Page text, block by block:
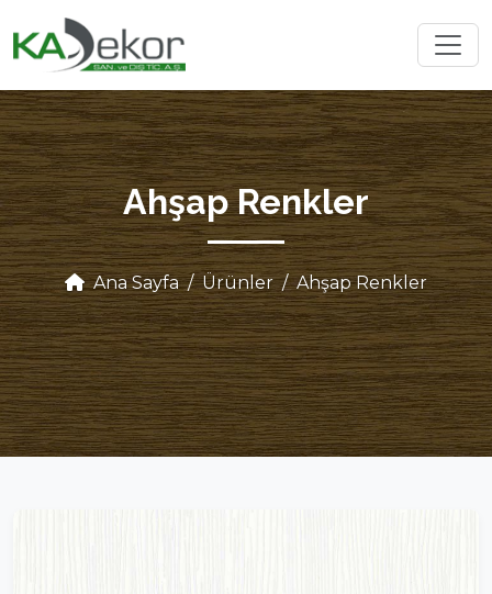
Ahşap Renkler
Ana Sayfa Ürünler Ahşap Renkler